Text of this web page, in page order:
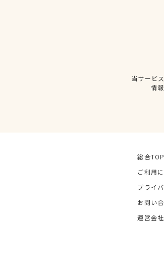
当サービ
情
総合TOP
ご利用
プライ
お問い
運営会社